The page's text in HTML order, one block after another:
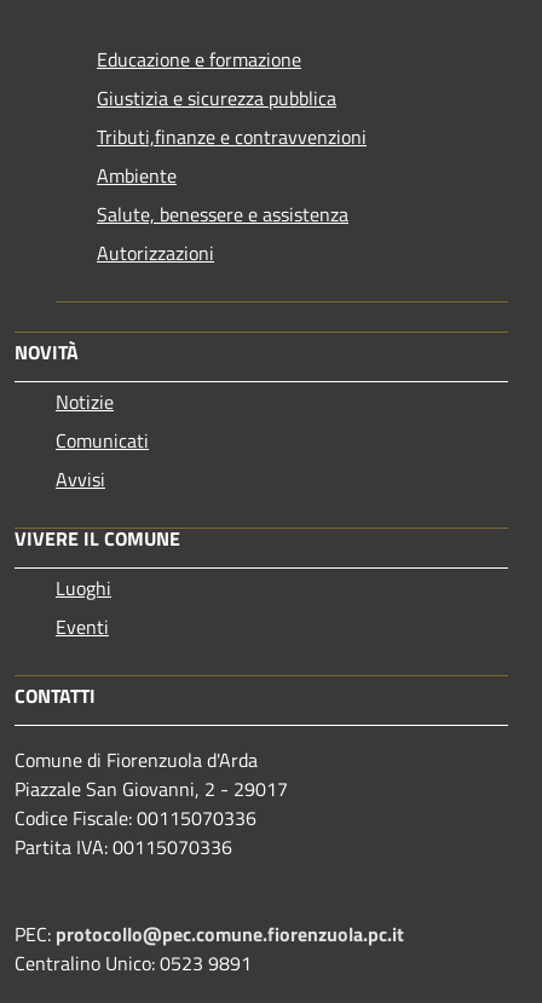
Educazione e formazione
Giustizia e sicurezza pubblica
Tributi,finanze e contravvenzioni
Ambiente
Salute, benessere e assistenza
Autorizzazioni
NOVITÀ
Notizie
Comunicati
Avvisi
VIVERE IL COMUNE
Luoghi
Eventi
CONTATTI
Comune di Fiorenzuola d'Arda
Piazzale San Giovanni, 2 - 29017
Codice Fiscale: 00115070336
Partita IVA: 00115070336
PEC: protocollo@pec.comune.fiorenzuola.pc.it
Centralino Unico: 0523 9891